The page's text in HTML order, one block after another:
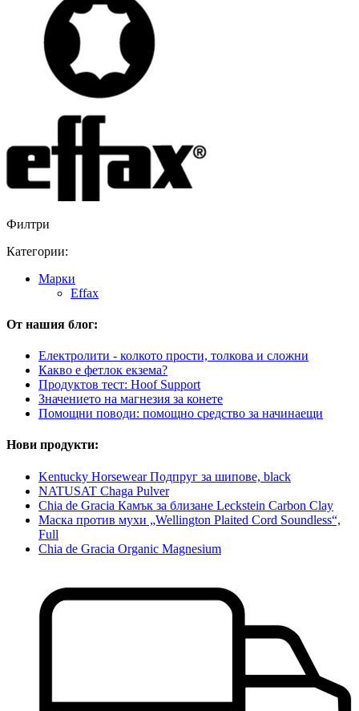
Филтри
Категории:
Марки
Effax
От нашия блог:
Електролити - колкото прости, толкова и сложни
Какво е фетлок екзема?
Продуктов тест: Hoof Support
Значението на магнезия за конете
Помощни поводи: помощно средство за начинаещи
Нови продукти:
Kentucky Horsewear Подпруг за шипове, black
NATUSAT Chaga Pulver
Chia de Gracia Камък за близане Leckstein Carbon Clay
Маска против мухи „Wellington Plaited Cord Soundless“,
Full
Chia de Gracia Organic Magnesium